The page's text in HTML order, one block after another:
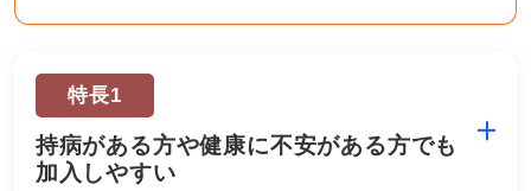
特長1
持病がある方や健康に不安がある方でも
加入しやすい